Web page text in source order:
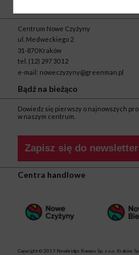
Centrum Nowe Czyżyny
ul. Medweckiego 2
31-870 Kraków
tel. (12) 297 30 12
e-mail: noweczyzyny@greenman.pl
Bądź na bieżąco
Dowiedz się pierwszy o najnowszych
w naszym centrum.
Zapisz się do
Centra handlowe
Copyright © 2019 Newbridge Romsey Sp. z o.o. Kraków